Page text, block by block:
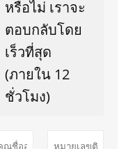
หรือไม่ เราจะ
ตอบกลับโดย
เร็วที่สุด
(ภายใน 12
ชั่วโมง)